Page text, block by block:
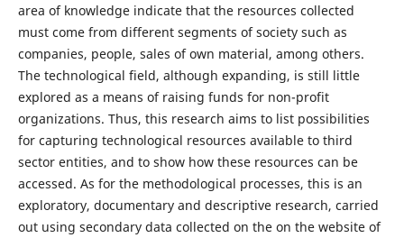
area of knowledge indicate that the resources collected
must come from different segments of society such as
companies, people, sales of own material, among others.
The technological field, although expanding, is still little
explored as a means of raising funds for non-profit
organizations. Thus, this research aims to list possibilities
for capturing technological resources available to third
sector entities, and to show how these resources can be
accessed. As for the methodological processes, this is an
exploratory, documentary and descriptive research, carried
out using secondary data collected on the on the website of